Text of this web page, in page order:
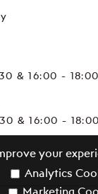
& 16:00 - 18:00
& 16:00 - 18:00
your
Analytics